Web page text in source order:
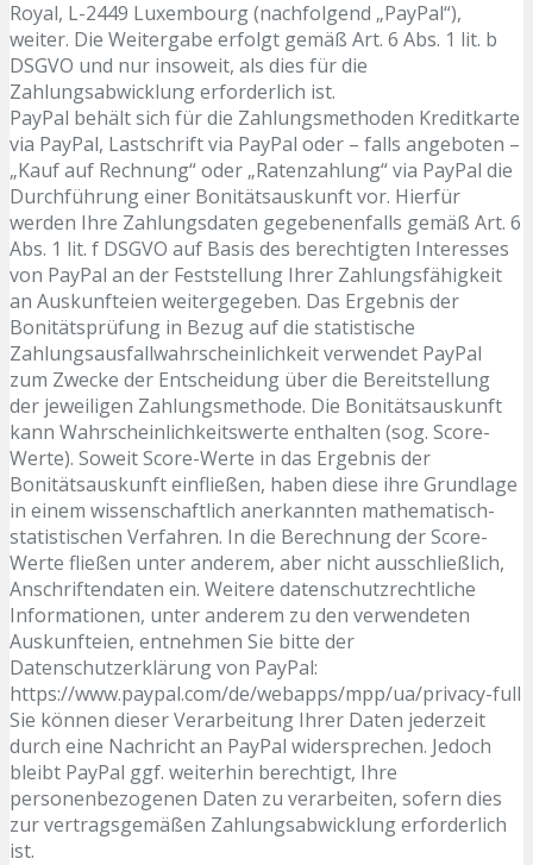
Royal, L-2449 Luxembourg (nachfolgend „PayPal“),
weiter. Die Weitergabe erfolgt gemäß Art. 6 Abs. 1 lit. b
DSGVO und nur insoweit, als dies für die
Zahlungsabwicklung erforderlich ist.
PayPal behält sich für die Zahlungsmethoden Kreditkarte
via PayPal, Lastschrift via PayPal oder – falls angeboten –
„Kauf auf Rechnung“ oder „Ratenzahlung“ via PayPal die
Durchführung einer Bonitätsauskunft vor. Hierfür
werden Ihre Zahlungsdaten gegebenenfalls gemäß Art. 6
Abs. 1 lit. f DSGVO auf Basis des berechtigten Interesses
von PayPal an der Feststellung Ihrer Zahlungsfähigkeit
an Auskunfteien weitergegeben. Das Ergebnis der
Bonitätsprüfung in Bezug auf die statistische
Zahlungsausfallwahrscheinlichkeit verwendet PayPal
zum Zwecke der Entscheidung über die Bereitstellung
der jeweiligen Zahlungsmethode. Die Bonitätsauskunft
kann Wahrscheinlichkeitswerte enthalten (sog. Score-
Werte). Soweit Score-Werte in das Ergebnis der
Bonitätsauskunft einfließen, haben diese ihre Grundlage
in einem wissenschaftlich anerkannten mathematisch-
statistischen Verfahren. In die Berechnung der Score-
Werte fließen unter anderem, aber nicht ausschließlich,
Anschriftendaten ein. Weitere datenschutzrechtliche
Informationen, unter anderem zu den verwendeten
Auskunfteien, entnehmen Sie bitte der
Datenschutzerklärung von PayPal:
https://www.paypal.com/de/webapps/mpp/ua/privacy-full
Sie können dieser Verarbeitung Ihrer Daten jederzeit
durch eine Nachricht an PayPal widersprechen. Jedoch
bleibt PayPal ggf. weiterhin berechtigt, Ihre
personenbezogenen Daten zu verarbeiten, sofern dies
zur vertragsgemäßen Zahlungsabwicklung erforderlich
ist.